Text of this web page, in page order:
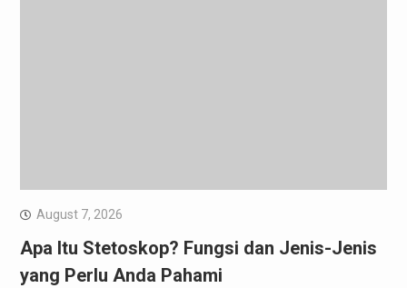
August 7, 2026
Apa Itu Stetoskop? Fungsi dan Jenis-Jenis
yang Perlu Anda Pahami